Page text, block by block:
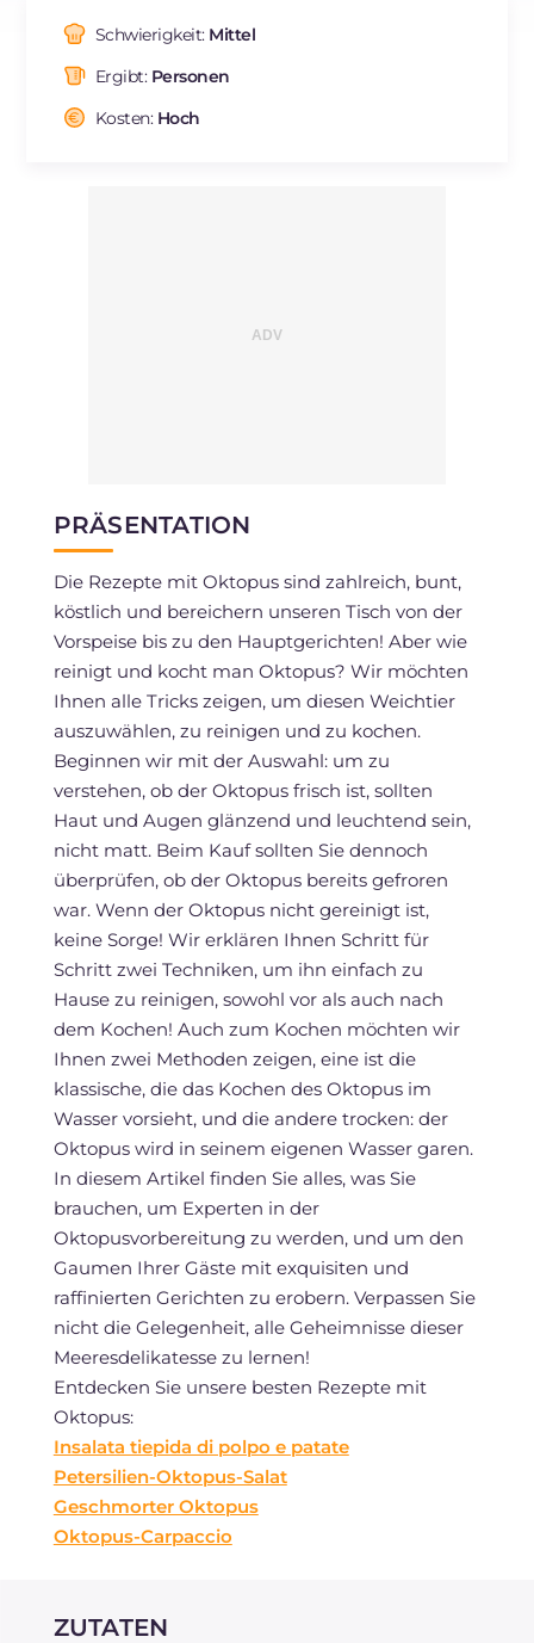
FR
BR
NL
Schwierigkeit: Mittel
Ergibt: Personen
Kosten: Hoch
PRÄSENTATION
Die Rezepte mit Oktopus sind zahlreich, bunt,
köstlich und bereichern unseren Tisch von der
Vorspeise bis zu den Hauptgerichten! Aber wie
reinigt und kocht man Oktopus? Wir möchten
Ihnen alle Tricks zeigen, um diesen Weichtier
auszuwählen, zu reinigen und zu kochen.
Beginnen wir mit der Auswahl: um zu
verstehen, ob der Oktopus frisch ist, sollten
Haut und Augen glänzend und leuchtend sein,
nicht matt. Beim Kauf sollten Sie dennoch
überprüfen, ob der Oktopus bereits gefroren
war. Wenn der Oktopus nicht gereinigt ist,
keine Sorge! Wir erklären Ihnen Schritt für
Schritt zwei Techniken, um ihn einfach zu
Hause zu reinigen, sowohl vor als auch nach
dem Kochen! Auch zum Kochen möchten wir
Ihnen zwei Methoden zeigen, eine ist die
klassische, die das Kochen des Oktopus im
Wasser vorsieht, und die andere trocken: der
Oktopus wird in seinem eigenen Wasser garen.
In diesem Artikel finden Sie alles, was Sie
brauchen, um Experten in der
Oktopusvorbereitung zu werden, und um den
Gaumen Ihrer Gäste mit exquisiten und
raffinierten Gerichten zu erobern. Verpassen Sie
nicht die Gelegenheit, alle Geheimnisse dieser
Meeresdelikatesse zu lernen!
Entdecken Sie unsere besten Rezepte mit
Oktopus:
Insalata tiepida di polpo e patate
Petersilien-Oktopus-Salat
Geschmorter Oktopus
Oktopus-Carpaccio
ZUTATEN